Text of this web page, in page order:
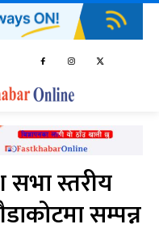
सभा स्तरीय
सम्पन्न